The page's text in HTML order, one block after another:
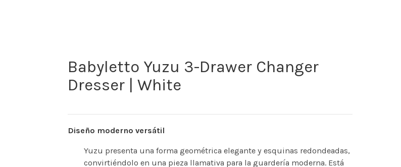
Babyletto Yuzu 3-Drawer Changer
Dresser | White
Diseño moderno versátil
Yuzu presenta una forma geométrica elegante y esquinas redondeadas,
convirtiéndolo en una pieza llamativa para la guardería moderna. Está